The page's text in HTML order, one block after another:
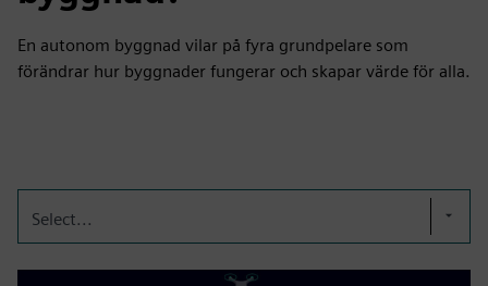
En autonom byggnad vilar på fyra grundpelare som
förändrar hur byggnader fungerar och skapar värde för alla.
Select...